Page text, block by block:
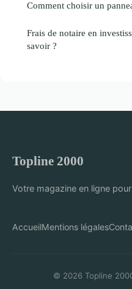
Comment choisir un
Frais de notaire en
savoir ?
Topline 2000
Votre magazine en ligne
AccueilMentions légales
© 2026 Topline